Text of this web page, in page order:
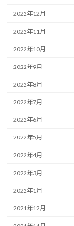
2022年12月
2022年11月
2022年10月
2022年9月
2022年8月
2022年7月
2022年6月
2022年5月
2022年4月
2022年3月
2022年1月
2021年12月